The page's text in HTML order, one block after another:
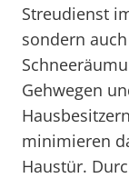
Streudienst
sondern
Gehwegen
minimieren
Haustür.